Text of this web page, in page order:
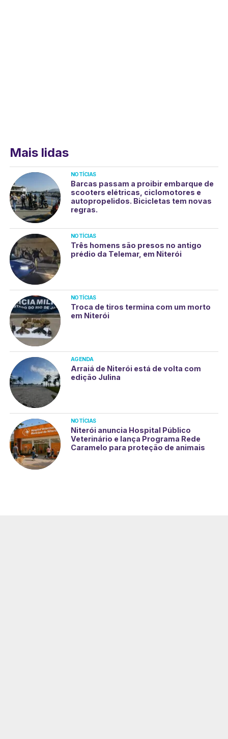
Mais lidas
NOTÍCIAS
Barcas passam a proibir embarque de
scooters elétricas, ciclomotores e
autopropelidos. Bicicletas tem novas
regras.
NOTÍCIAS
Três homens são presos no antigo
prédio da Telemar, em Niterói
NOTÍCIAS
Troca de tiros termina com um morto
em Niterói
AGENDA
Arraiá de Niterói está de volta com
edição Julina
NOTÍCIAS
Niterói anuncia Hospital Público
Veterinário e lança Programa Rede
Caramelo para proteção de animais